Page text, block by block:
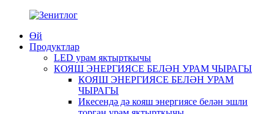
Өй
Продуктлар
LED урам яктырткычы
КОЯШ ЭНЕРГИЯСЕ БЕЛӘН УРАМ ЧЫРАГЫ
КОЯШ ЭНЕРГИЯСЕ БЕЛӘН УРАМ
ЧЫРАГЫ
Икесендә дә кояш энергиясе белән эшли